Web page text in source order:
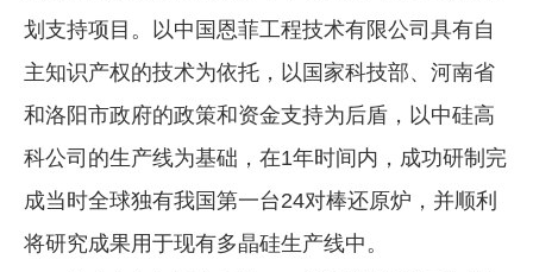
数字报
划支持项目。以中国恩菲工程技术有限公司具有自
主知识产权的技术为依托，以国家科技部、河南省
和洛阳市政府的政策和资金支持为后盾，以中硅高
科公司的生产线为基础，在1年时间内，成功研制完
成当时全球独有我国第一台24对棒还原炉，并顺利
将研究成果用于现有多晶硅生产线中。